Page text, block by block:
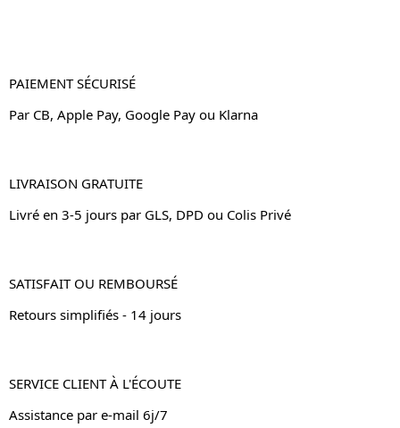
PAIEMENT SÉCURISÉ
Par CB, Apple Pay, Google Pay ou Klarna
LIVRAISON GRATUITE
Livré en 3-5 jours par GLS, DPD ou Colis Privé
SATISFAIT OU REMBOURSÉ
Retours simplifiés - 14 jours
SERVICE CLIENT À L'ÉCOUTE
Assistance par e-mail 6j/7